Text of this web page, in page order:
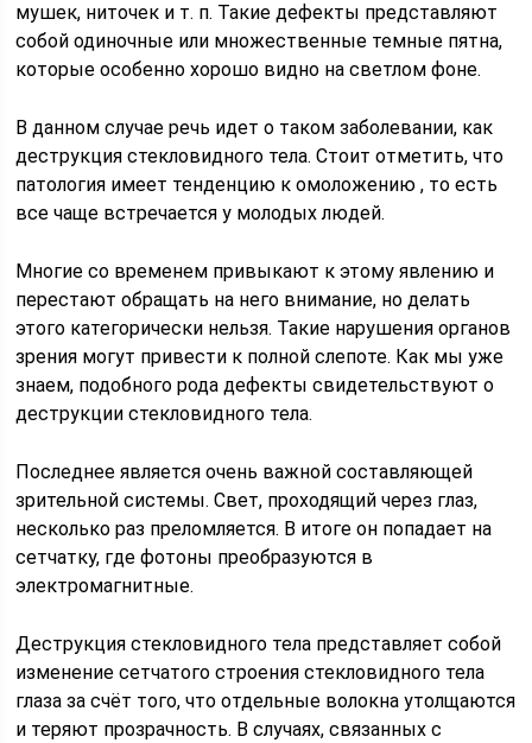
мушек, ниточек и т. п. Такие дефекты представляют
собой одиночные или множественные темные пятна,
которые особенно хорошо видно на светлом фоне.
В данном случае речь идет о таком заболевании, как
деструкция стекловидного тела. Стоит отметить, что
патология имеет тенденцию к омоложению , то есть
все чаще встречается у молодых людей.
Многие со временем привыкают к этому явлению и
перестают обращать на него внимание, но делать
этого категорически нельзя. Такие нарушения органов
зрения могут привести к полной слепоте. Как мы уже
знаем, подобного рода дефекты свидетельствуют о
деструкции стекловидного тела.
Последнее является очень важной составляющей
зрительной системы. Свет, проходящий через глаз,
несколько раз преломляется. В итоге он попадает на
сетчатку, где фотоны преобразуются в
электромагнитные.
Деструкция стекловидного тела представляет собой
изменение сетчатого строения стекловидного тела
глаза за счёт того, что отдельные волокна утолщаются
и теряют прозрачность. В случаях, связанных с